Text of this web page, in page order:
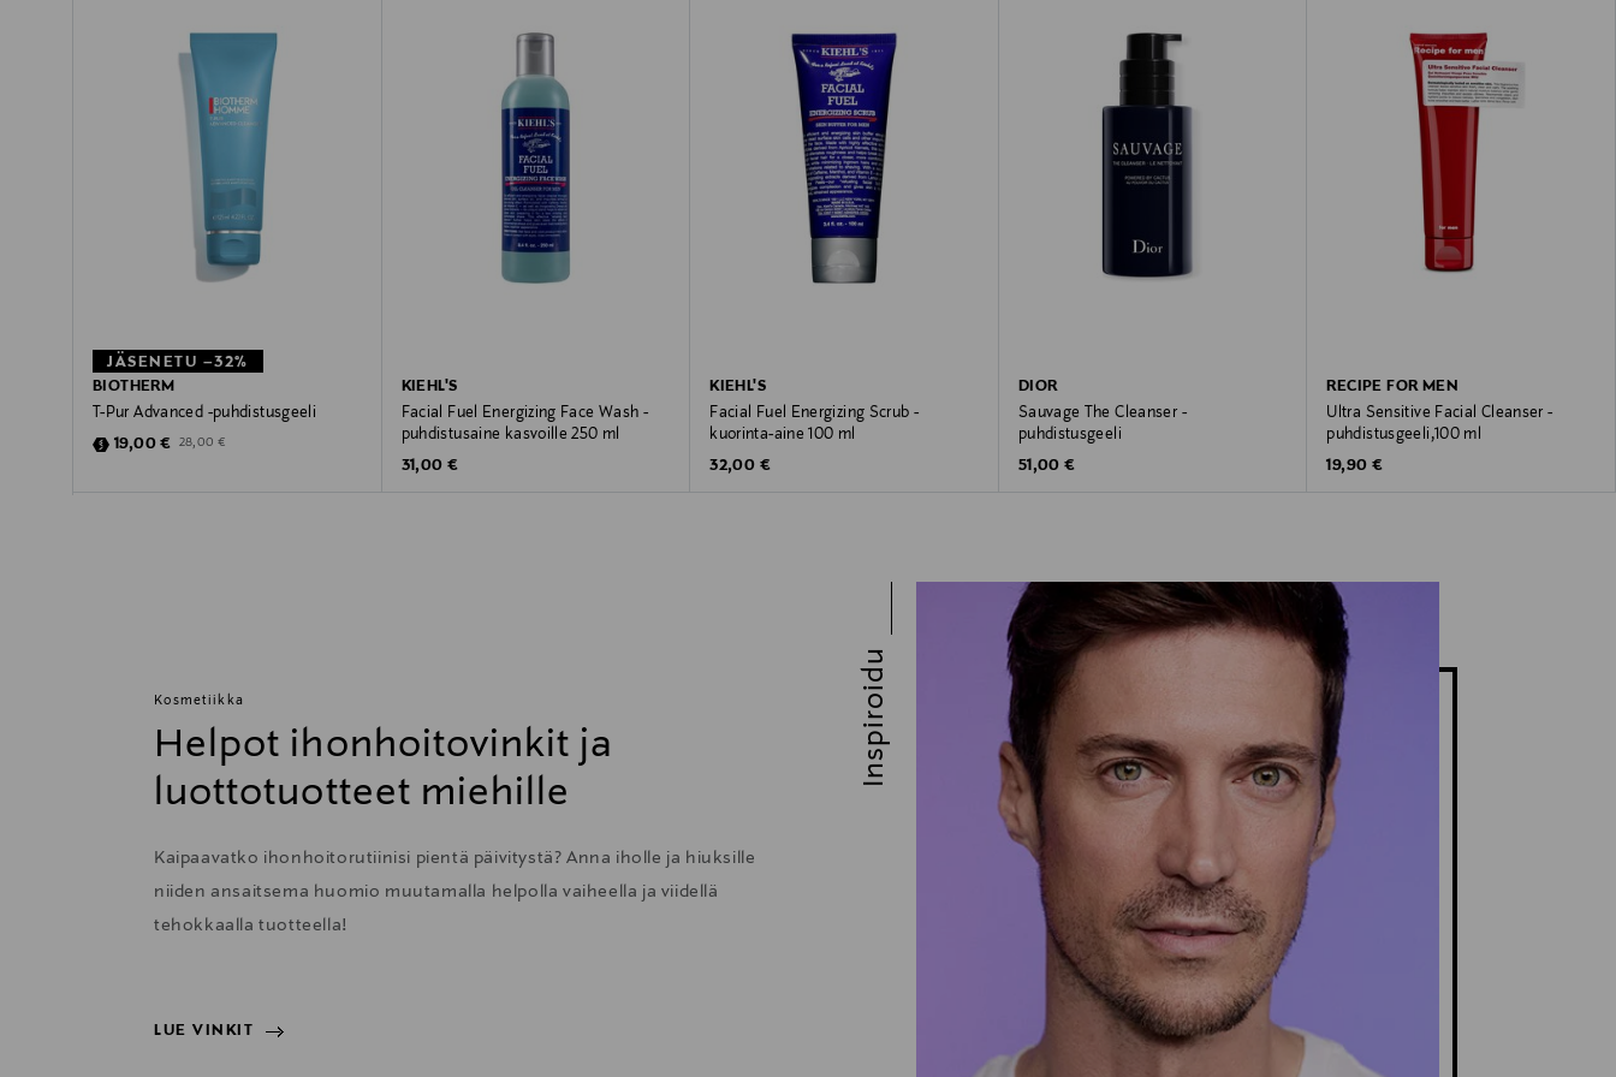
JÄSENETU –32%
BIOTHERM
T-Pur Advanced -puhdistusgeeli
Discounted Price
19,00 € Original Price
28,00 €
KIEHL'S
Facial Fuel Energizing Face Wash -
puhdistusaine kasvoille 250 ml
Original Price
31,00 €
KIEHL'S
Facial Fuel Energizing Scrub -
kuorinta-aine 100 ml
Original Price
32,00 €
DIOR
Sauvage The Cleanser -
puhdistusgeeli
Original Price
51,00 €
RECIPE FOR MEN
Ultra Sensitive Facial Cleanser -
puhdistusgeeli,100 ml
Original Price
19,90 €
Kosmetiikka
Helpot ihonhoitovinkit ja
luottotuotteet miehille
Kaipaavatko ihonhoitorutiinisi pientä päivitystä? Anna iholle ja hiuksille
niiden ansaitsema huomio muutamalla helpolla vaiheella ja viidellä
tehokkaalla tuotteella!
LUE VINKIT
Inspiroidu